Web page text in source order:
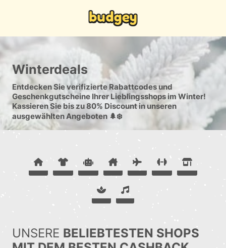
Winterdeals
Entdecken Sie verifizierte Rabattcodes und
Geschenkgutscheine Ihrer Lieblingsshops im Winter!
Kassieren Sie bis zu 80% Discount in unseren
ausgewählten Angeboten 🌲❄️
UNSERE BELIEBTESTEN SHOPS